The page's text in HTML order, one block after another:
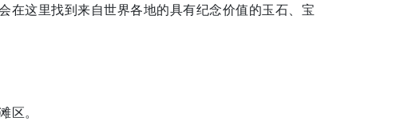
在这里找到来自世界各地的具有纪念价值的玉石、宝
区。